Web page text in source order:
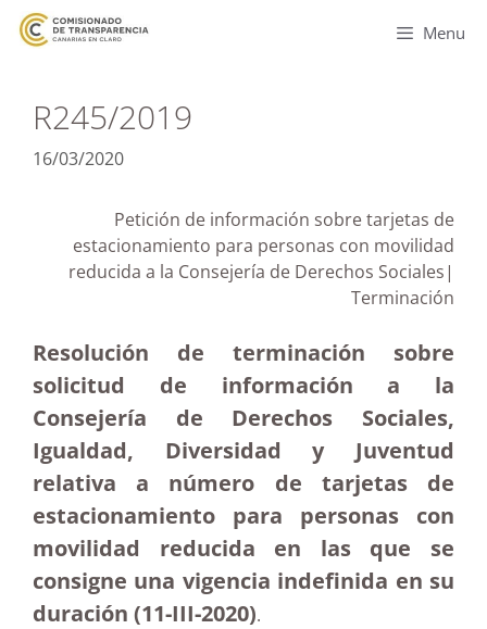
Menu
R245/2019
16/03/2020
Petición de información sobre tarjetas de
estacionamiento para personas con movilidad
reducida a la Consejería de Derechos Sociales|
Terminación
Resolución de terminación sobre
solicitud de información a la
Consejería de Derechos Sociales,
Igualdad, Diversidad y Juventud
relativa a número de tarjetas de
estacionamiento para personas con
movilidad reducida en las que se
consigne una vigencia indefinida en su
duración (11-III-2020).